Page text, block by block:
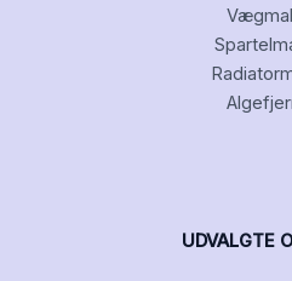
UDVALGTE